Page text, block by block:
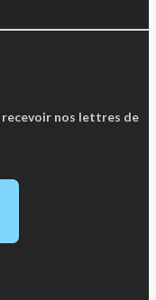
recevoir nos lettres de